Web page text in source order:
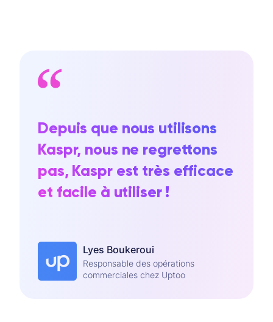
Depuis que nous utilisons
Kaspr, nous ne regrettons
pas, Kaspr est très efficace
et facile à utiliser !
Lyes Boukeroui
Responsable des opérations
commerciales chez Uptoo